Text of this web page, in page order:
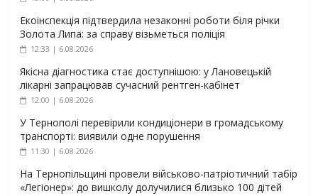
Екоінспекція підтвердила незаконні роботи біля річки
Золота Липа: за справу візьметься поліція
12:33 | 6.08.2026
Якісна діагностика стає доступнішою: у Лановецькій
лікарні запрацював сучасний рентген-кабінет
12:00 | 6.08.2026
У Тернополі перевірили кондиціонери в громадському
транспорті: виявили одне порушення
11:30 | 6.08.2026
На Тернопільщині провели військово-патріотичний табір
«Легіонер»: до вишколу долучилися близько 100 дітей